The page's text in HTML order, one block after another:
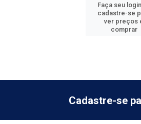
Faça seu
cadastre-se
ver preços
comprar
Cadastre-se